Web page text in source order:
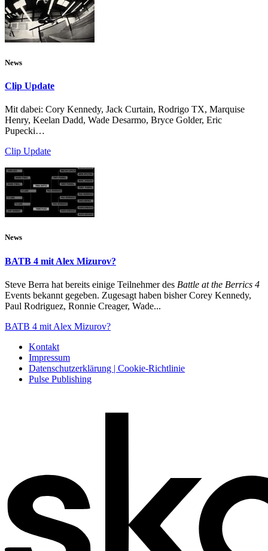
News
Clip Update
Mit dabei: Cory Kennedy, Jack Curtain, Rodrigo TX, Marquise
Henry, Keelan Dadd, Wade Desarmo, Bryce Golder, Eric
Pupecki…
Clip Update
News
BATB 4 mit Alex Mizurov?
Steve Berra hat bereits einige Teilnehmer des Battle at the Berrics 4
Events bekannt gegeben. Zugesagt haben bisher Corey Kennedy,
Paul Rodriguez, Ronnie Creager, Wade...
BATB 4 mit Alex Mizurov?
Kontakt
Impressum
Datenschutzerklärung | Cookie-Richtlinie
Pulse Publishing